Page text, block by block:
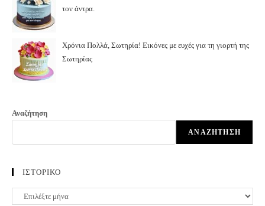
τον άντρα.
Χρόνια Πολλά, Σωτηρία! Εικόνες με ευχές για τη γιορτή της
Σωτηρίας
Αναζήτηση
ΑΝΑΖΉΤΗΣΗ
ΙΣΤΟΡΙΚΟ
ΙΣΤΟΡΙΚΟ